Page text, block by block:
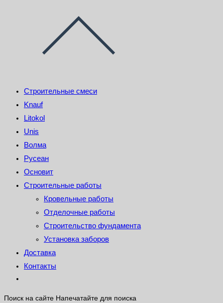
Строительные смеси
Knauf
Litokol
Unis
Волма
Русеан
Основит
Строительные работы
Кровельные работы
Отделочные работы
Строительство фундамента
Установка заборов
Доставка
Контакты
Поиск на сайте Напечатайте для поиска